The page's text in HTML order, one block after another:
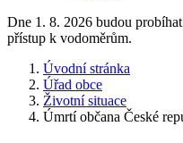
Dne 1. 8. 2026 budou
přístup k vodoměrům.
Úvodní stránka
Úřad obce
Životní situace
Úmrtí občana České